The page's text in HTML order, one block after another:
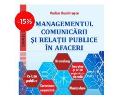
-15%